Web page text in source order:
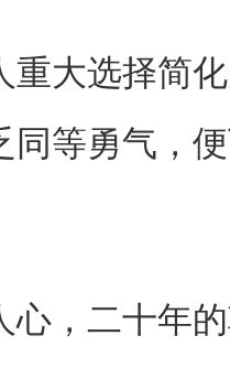
重大选择简
同等勇气，
心，二十年